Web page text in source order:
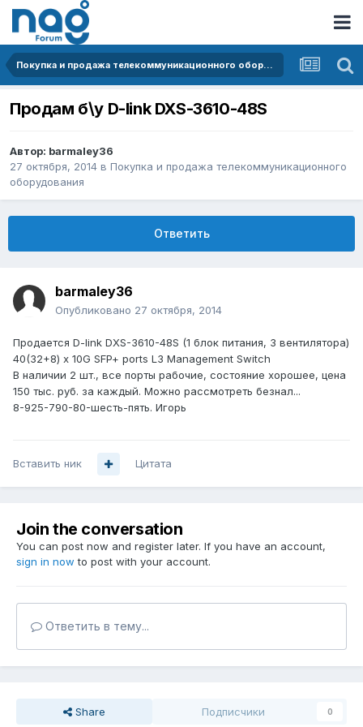
Покупка и продажа телекоммуникационного оборудования
Продам б\у D-link DXS-3610-48S
Автор: barmaley36
27 октября, 2014 в Покупка и продажа телекоммуникационного
оборудования
Ответить
barmaley36
Опубликовано 27 октября, 2014
Продается D-link DXS-3610-48S (1 блок питания, 3 вентилятора)
40(32+8) x 10G SFP+ ports L3 Management Switch
В наличии 2 шт., все порты рабочие, состояние хорошее, цена
150 тыс. руб. за каждый. Можно рассмотреть безнал...
8-925-790-80-шесть-пять. Игорь
Вставить ник Цитата
Join the conversation
You can post now and register later. If you have an account,
sign in now to post with your account.
Ответить в тему...
Share Подписчики 0